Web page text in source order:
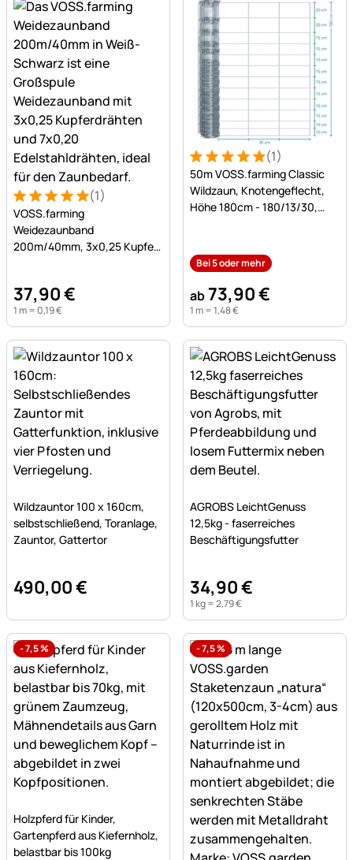
Bewertung: 5 von 5 (1 Bewertungen)
1 Bewertung (1)
VOSS.farming
Weidezaunband
200m/40mm, 3x0,25 Kupfer
37,90€
1 m = 0,19€
Bewertung: 5 von 5 (1
1 Bewertung (1)
50m VOSS.farming Classic
Wildzaun, Knotengeflecht,
Höhe 180cm - 180/13/30,
Bei 5 oder mehr
ab73,90€
1 m =1,48€
Wildzauntor 100 x 160cm,
selbstschließend, Toranlage,
Zauntor, Gattertor
490,00€
AGROBS LeichtGenuss
12,5kg - faserreiches
Beschäftigungsfutter
34,90€
1 kg =2,79€
-7,5%
Noch keine Bewertungen abgegeben
Holzpferd für Kinder,
Gartenpferd aus Kiefernholz,
belastbar bis 100kg
-7,5%